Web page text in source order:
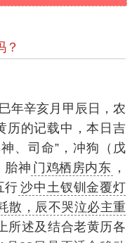
？
巳年辛亥月甲辰日，农
历的记载中，本日吉
、司命”，冲狗（戊
胎神 门鸡栖房内东 ，
行 沙中土钗钏金覆灯
散，辰不哭泣必主重
所述及结合老黄历各